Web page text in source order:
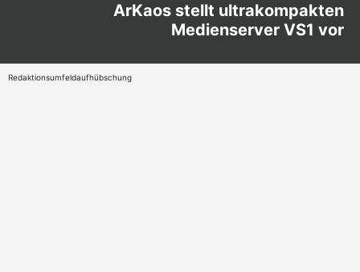
ArKaos stellt ultrakompakten
Medienserver VS1 vor
Redaktionsumfeldaufhübschung